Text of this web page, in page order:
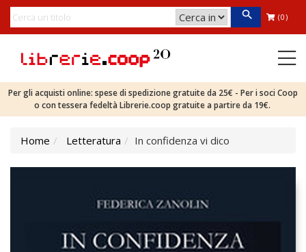
(0)
Per gli acquisti online: spese di spedizione gratuite da 25€ - Per i soci Coop
o con tessera fedeltà Librerie.coop gratuite a partire da 19€.
Home Letteratura In confidenza vi dico